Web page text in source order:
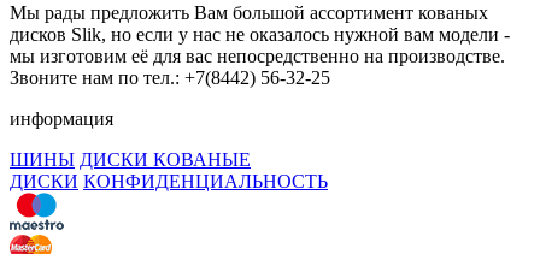
Мы рады предложить Вам большой ассортимент кованых
дисков Slik, но если у нас не оказалось нужной вам модели -
мы изготовим её для вас непосредственно на производстве.
Звоните нам по тел.: +7(8442) 56-32-25
информация
ШИНЫ ДИСКИ КОВАНЫЕ
ДИСКИ КОНФИДЕНЦИАЛЬНОСТЬ